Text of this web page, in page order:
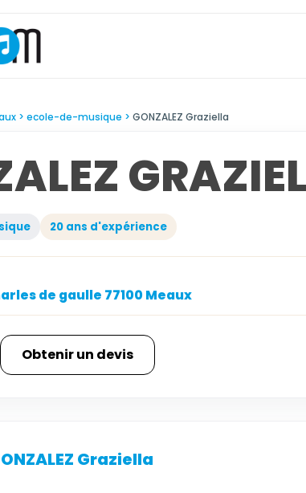
ecole-de-musique GONZALEZ Graziella
20 ans d'expérience
de gaulle 77100 Meaux
Obtenir un devis
Graziella